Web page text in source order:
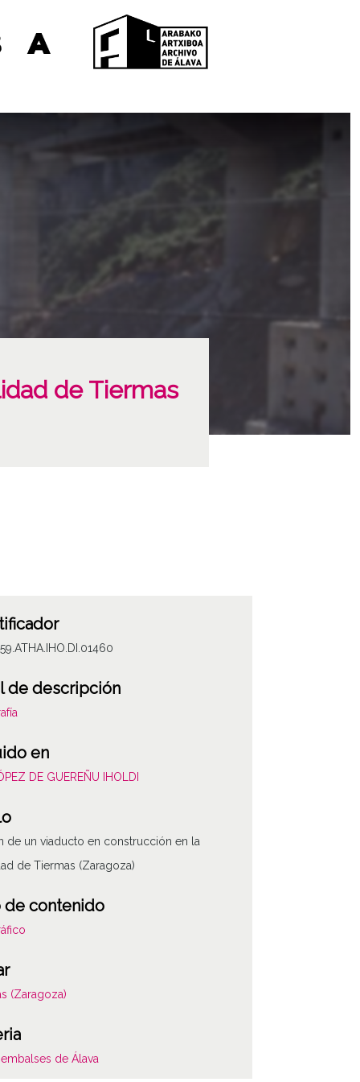
de Tiermas
de descripción
en
DE GUEREÑU IHOLDI
de un viaducto en construcción en la
de Tiermas (Zaragoza)
de contenido
(Zaragoza)
de Álava